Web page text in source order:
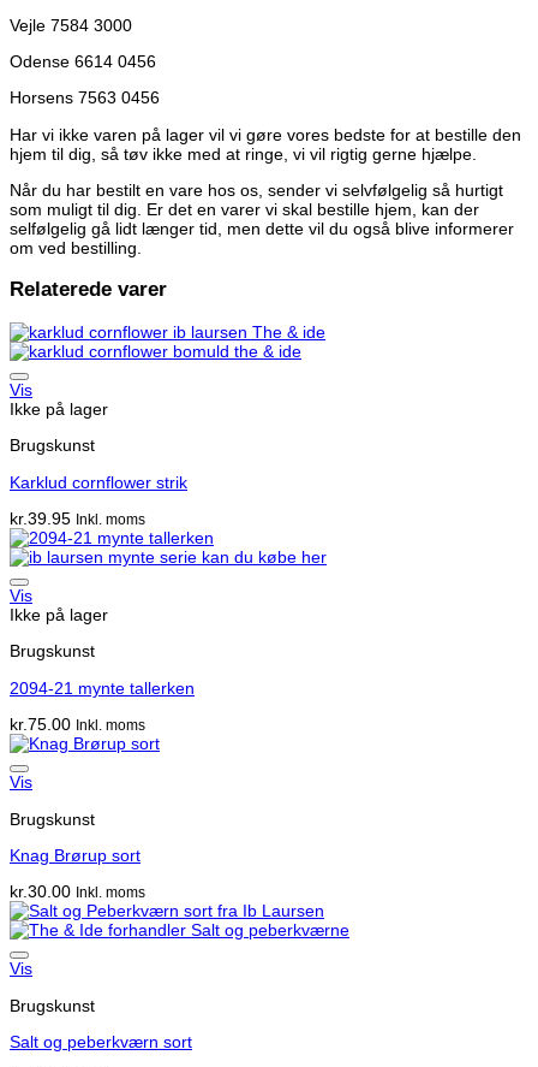
Vejle 7584 3000
Odense 6614 0456
Horsens 7563 0456
Har vi ikke varen på lager vil vi gøre vores bedste for at bestille den
hjem til dig, så tøv ikke med at ringe, vi vil rigtig gerne hjælpe.
Når du har bestilt en vare hos os, sender vi selvfølgelig så hurtigt
som muligt til dig. Er det en varer vi skal bestille hjem, kan der
selfølgelig gå lidt længer tid, men dette vil du også blive informerer
om ved bestilling.
Relaterede varer
Vis
Ikke på lager
Brugskunst
Karklud cornflower strik
kr.39.95 Inkl. moms
Vis
Ikke på lager
Brugskunst
2094-21 mynte tallerken
kr.75.00 Inkl. moms
Vis
Brugskunst
Knag Brørup sort
kr.30.00 Inkl. moms
Vis
Brugskunst
Salt og peberkværn sort